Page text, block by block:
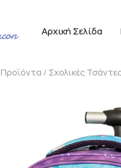
Αρχική Σελίδα
Προϊόντα / Σχολικές